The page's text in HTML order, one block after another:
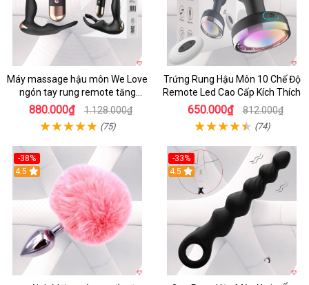
Máy massage hậu môn We Love
ngón tay rung remote tăng
khoái cảm
880.000₫ 1.128.000₫
(75)
Trứng Rung Hậu Môn 10 Chế Độ
Remote Led Cao Cấp Kích Thích
650.000₫ 812.000₫
(74)
-38%
4.5
-33%
4.5